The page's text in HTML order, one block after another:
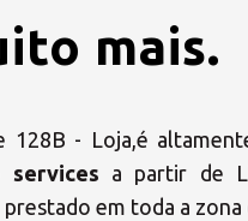
mais.
128B - Loja,é
services a partir de
em toda a zona